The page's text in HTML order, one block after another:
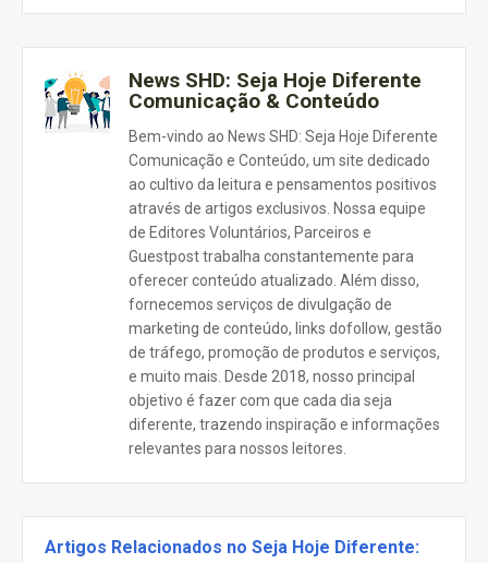
News SHD: Seja Hoje Diferente
Comunicação & Conteúdo
Bem-vindo ao News SHD: Seja Hoje Diferente
Comunicação e Conteúdo, um site dedicado
ao cultivo da leitura e pensamentos positivos
através de artigos exclusivos. Nossa equipe
de Editores Voluntários, Parceiros e
Guestpost trabalha constantemente para
oferecer conteúdo atualizado. Além disso,
fornecemos serviços de divulgação de
marketing de conteúdo, links dofollow, gestão
de tráfego, promoção de produtos e serviços,
e muito mais. Desde 2018, nosso principal
objetivo é fazer com que cada dia seja
diferente, trazendo inspiração e informações
relevantes para nossos leitores.
Artigos Relacionados no Seja Hoje Diferente: